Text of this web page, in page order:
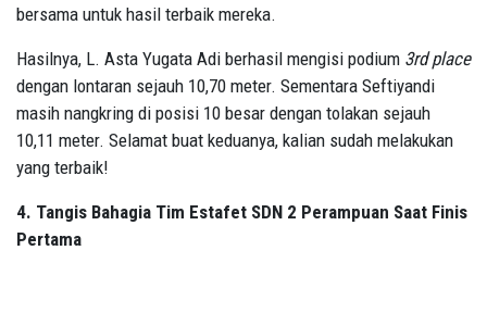
bersama untuk hasil terbaik mereka.
Hasilnya, L. Asta Yugata Adi berhasil mengisi podium 3rd place
dengan lontaran sejauh 10,70 meter. Sementara Seftiyandi
masih nangkring di posisi 10 besar dengan tolakan sejauh
10,11 meter. Selamat buat keduanya, kalian sudah melakukan
yang terbaik!
4. Tangis Bahagia Tim Estafet SDN 2 Perampuan Saat Finis
Pertama